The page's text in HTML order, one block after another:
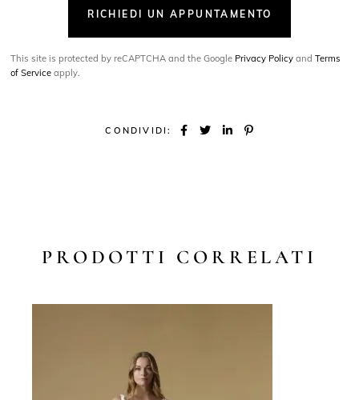
RICHIEDI UN APPUNTAMENTO
This site is protected by reCAPTCHA and the Google Privacy Policy andTerms
of Service apply.
CONDIVIDI:
PRODOTTI CORRELATI